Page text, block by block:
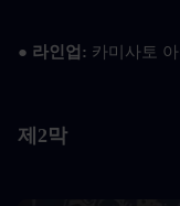
● 라인업: 카미사토
제2막